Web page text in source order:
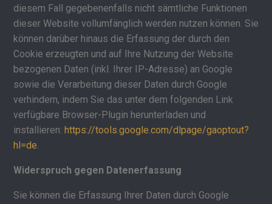
diesem Fall gegebenenfalls nicht sämtliche Funktionen
dieser Website vollumfänglich werden nutzen können. Sie
können darüber hinaus die Erfassung der durch den
Cookie erzeugten und auf Ihre Nutzung der Website
bezogenen Daten (inkl. Ihrer IP-Adresse) an Google
sowie die Verarbeitung dieser Daten durch Google
verhindern, indem Sie das unter dem folgenden Link
verfügbare Browser-Plugin herunterladen und
installieren: https://tools.google.com/dlpage/gaoptout?
hl=de.
Widerspruch gegen Datenerfassung
Sie können die Erfassung Ihrer Daten durch Google